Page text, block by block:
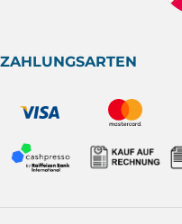
ZAHLUNGSARTEN